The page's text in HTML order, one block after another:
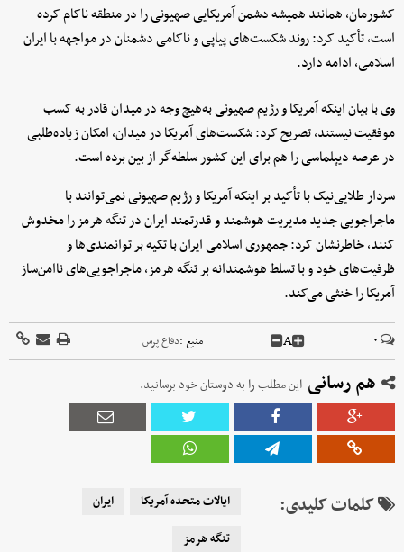
کشورمان، همانند همیشه دشمن آمریکایی صهیونی را در منطقه ناکام کرده
است، تأکید کرد: روند شکست‌های پیاپی و ناکامی دشمنان در مواجهه با ایران
اسلامی، ادامه دارد.
وی با بیان اینکه آمریکا و رژیم صهیونی به‌هیچ وجه در میدان قادر به کسب
موفقیت نیستند، تصریح کرد: شکست‌های آمریکا در میدان، امکان زیاده‌طلبی
در عرصه دیپلماسی را هم برای این کشور سلطه‌گر از بین برده است.
سردار طلایی‌نیک با تأکید بر اینکه آمریکا و رژیم صهیونی نمی‌توانند با
ماجراجویی جدید مدیریت هوشمند و قدرتمند ایران در تنگه هرمز را مخدوش
کنند، خاطرنشان کرد: جمهوری اسلامی ایران با تکیه بر توانمندی‌ها و
ظرفیت‌های خود و با تسلط هوشمندانه بر تنگه هرمز، ماجراجویی‌های ناامن‌ساز
آمریکا را خنثی می‌کند.
۰ A منبع :دفاع پرس
هم رسانی این مطلب را به دوستان خود برسانید.
کلمات کلیدی: ایالات متحده آمریکا
ایران
تنگه هرمز